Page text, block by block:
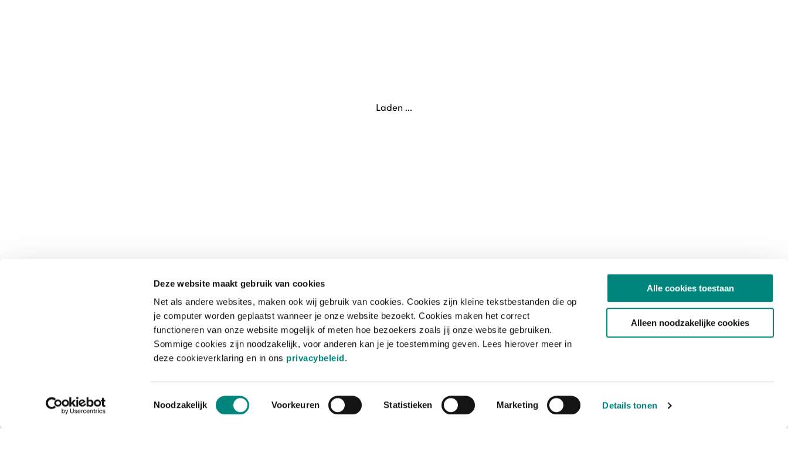
Deze website maakt gebruik van cookies
Net als andere websites, maken ook wij gebruik van cookies. Cookies zijn kleine tekstbestanden die op
je computer worden geplaatst wanneer je onze website bezoekt. Cookies maken het correct
functioneren van onze website mogelijk of meten hoe bezoekers zoals jij onze website gebruiken.
Sommige cookies zijn noodzakelijk, voor anderen kan je je toestemming geven. Lees hierover meer in
deze cookieverklaring en in ons privacybeleid.
Toestemmingsselectie
Noodzakelijk Voorkeuren Statistieken Marketing Details tonen
Alle cookies toestaan
Alleen noodzakelijke cookies
Laden ...